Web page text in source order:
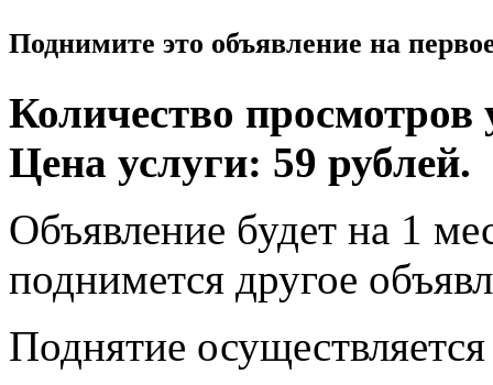
Поднимите это объявление на
Количество просмотров
Цена услуги: 59 рублей.
Объявление будет на 1
поднимется другое
Поднятие